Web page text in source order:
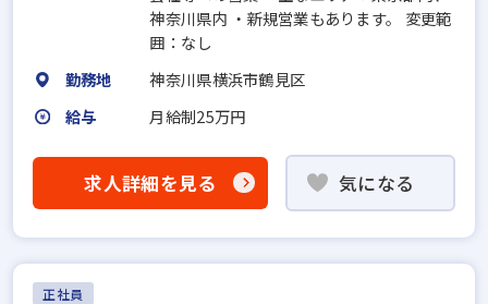
神奈川県内 ・新規営業もあります。 変更範
囲：なし
勤務地
神奈川県横浜市鶴見区
給与
月給制25万円
求人詳細を見る 気になる
正社員